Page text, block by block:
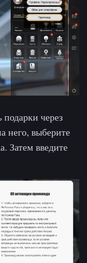
подарки через
него, выберите
Затем введите